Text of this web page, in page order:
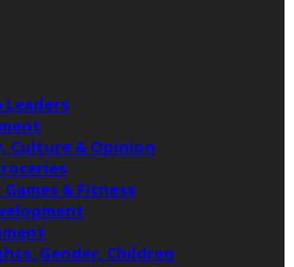
Culture & Opinion
& Fitness
Gender, Children